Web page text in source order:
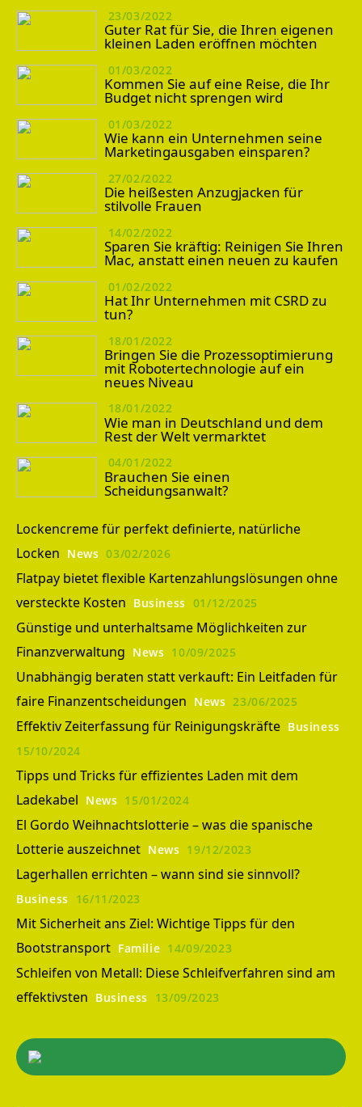
23/03/2022
Guter Rat für Sie, die Ihren eigenen
kleinen Laden eröffnen möchten
01/03/2022
Kommen Sie auf eine Reise, die Ihr
Budget nicht sprengen wird
01/03/2022
Wie kann ein Unternehmen seine
Marketingausgaben einsparen?
27/02/2022
Die heißesten Anzugjacken für
stilvolle Frauen
14/02/2022
Sparen Sie kräftig: Reinigen Sie Ihren
Mac, anstatt einen neuen zu kaufen
01/02/2022
Hat Ihr Unternehmen mit CSRD zu
tun?
18/01/2022
Bringen Sie die Prozessoptimierung
mit Robotertechnologie auf ein
neues Niveau
18/01/2022
Wie man in Deutschland und dem
Rest der Welt vermarktet
04/01/2022
Brauchen Sie einen
Scheidungsanwalt?
Lockencreme für perfekt definierte, natürliche
Locken News 03/02/2026
Flatpay bietet flexible Kartenzahlungslösungen ohne
versteckte Kosten Business 01/12/2025
Günstige und unterhaltsame Möglichkeiten zur
Finanzverwaltung News 10/09/2025
Unabhängig beraten statt verkauft: Ein Leitfaden für
faire Finanzentscheidungen News 23/06/2025
Effektiv Zeiterfassung für Reinigungskräfte Business
15/10/2024
Tipps und Tricks für effizientes Laden mit dem
Ladekabel News 15/01/2024
El Gordo Weihnachtslotterie – was die spanische
Lotterie auszeichnet News 19/12/2023
Lagerhallen errichten – wann sind sie sinnvoll?
Business 16/11/2023
Mit Sicherheit ans Ziel: Wichtige Tipps für den
Bootstransport Familie 14/09/2023
Schleifen von Metall: Diese Schleifverfahren sind am
effektivsten Business 13/09/2023